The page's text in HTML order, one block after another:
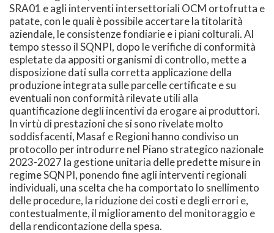
SRA01 e agli interventi intersettoriali OCM ortofrutta e
patate, con le quali è possibile accertare la titolarità
aziendale, le consistenze fondiarie e i piani colturali. Al
tempo stesso il SQNPI, dopo le verifiche di conformità
espletate da appositi organismi di controllo, mette a
disposizione dati sulla corretta applicazione della
produzione integrata sulle parcelle certificate e su
eventuali non conformità rilevate utili alla
quantificazione degli incentivi da erogare ai produttori.
In virtù di prestazioni che si sono rivelate molto
soddisfacenti, Masaf e Regioni hanno condiviso un
protocollo per introdurre nel Piano strategico nazionale
2023-2027 la gestione unitaria delle predette misure in
regime SQNPI, ponendo fine agli interventi regionali
individuali, una scelta che ha comportato lo snellimento
delle procedure, la riduzione dei costi e degli errori e,
contestualmente, il miglioramento del monitoraggio e
della rendicontazione della spesa.